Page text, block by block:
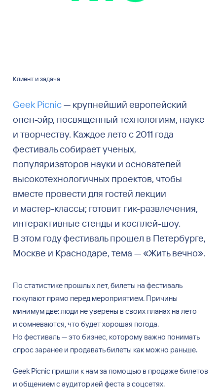
Клиент и задача
Geek Picnic— крупнейший европейский
опен-эйр, посвященный технологиям, науке
и творчеству. Каждое лето с 2011 года
фестиваль собирает ученых,
популяризаторов науки и основателей
высокотехнологичных проектов, чтобы
вместе провести для гостей лекции
и мастер-классы; готовит гик-развлечения,
интерактивные стенды и косплей-шоу.
В этом году фестиваль прошел в Петербурге,
Москве и Краснодаре, тема — «Жить вечно».
По статистике прошлых лет, билеты на фестиваль
покупают прямо перед мероприятием. Причины
минимум две: люди неуверены в своих планах на лето
и сомневаются, что будет хорошая погода.
Но фестиваль—это бизнес, которому важно понимать
спрос заранее и продавать билеты как можно раньше.
Geek Picnic пришли к нам за помощью в продаже билетов
и общением саудиторией феста в соцсетях.